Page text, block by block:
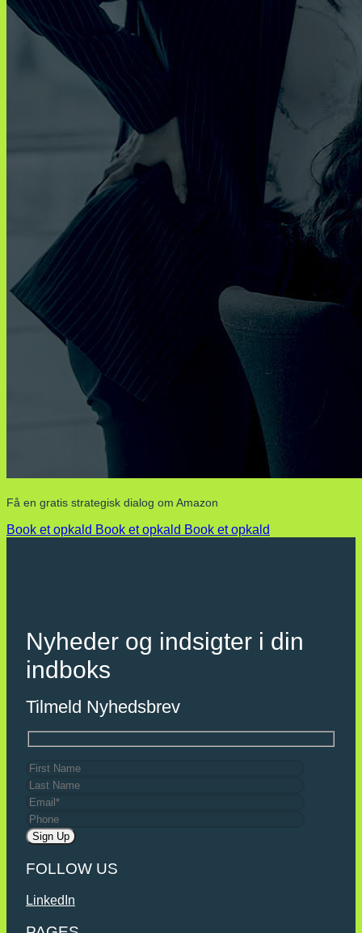
Få en gratis strategisk dialog om Amazon
Book et opkald Book et opkald Book et opkald
Nyheder og indsigter i din
indboks
Tilmeld Nyhedsbrev
FOLLOW US
LinkedIn